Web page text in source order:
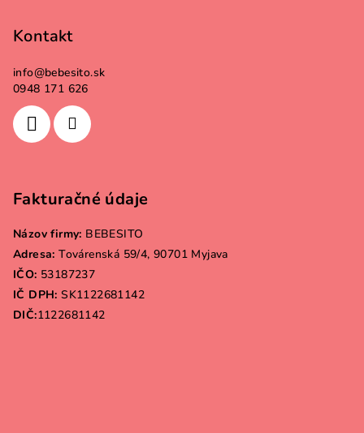
Kontakt
info@bebesito.sk
0948 171 626
Fakturačné údaje
Názov firmy: BEBESITO
Adresa: Továrenská 59/4, 90701 Myjava
IČO: 53187237
IČ DPH: SK1122681142
DIČ:1122681142